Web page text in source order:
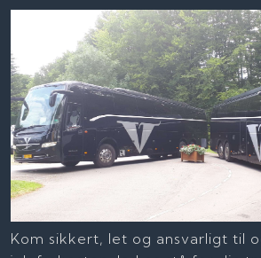
Kom sikkert, let og ansvarligt til